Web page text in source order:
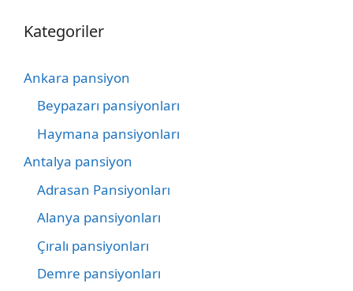
Kategoriler
Ankara pansiyon
Beypazarı pansiyonları
Haymana pansiyonları
Antalya pansiyon
Adrasan Pansiyonları
Alanya pansiyonları
Çıralı pansiyonları
Demre pansiyonları